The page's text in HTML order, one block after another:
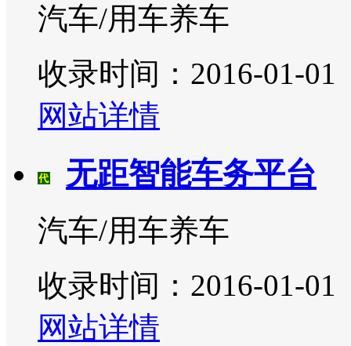
汽车/用车养车
收录时间：2016-01-01
网站详情
无距智能车务平台
汽车/用车养车
收录时间：2016-01-01
网站详情